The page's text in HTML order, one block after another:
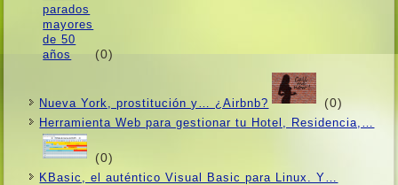
(0)
Nueva York, prostitución y… ¿Airbnb? (0)
Herramienta Web para gestionar tu Hotel, Residencia,…
(0)
KBasic, el auténtico Visual Basic para Linux. Y…